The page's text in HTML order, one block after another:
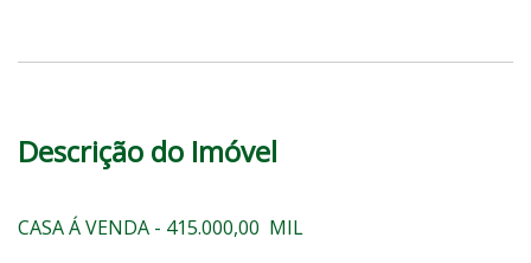
Descrição do Imóvel
CASA Á VENDA - 415.000,00 MIL